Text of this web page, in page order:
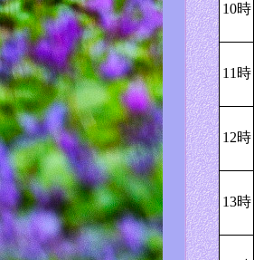
10時
11時
12時
13時